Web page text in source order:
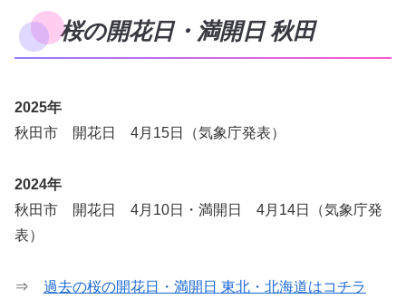
桜の開花日・満開日 秋田
2025年
秋田市 開花日 4月15日（気象庁発表）
2024年
秋田市 開花日 4月10日・満開日 4月14日（気象庁発
表）
⇒ 過去の桜の開花日・満開日 東北・北海道はコチラ